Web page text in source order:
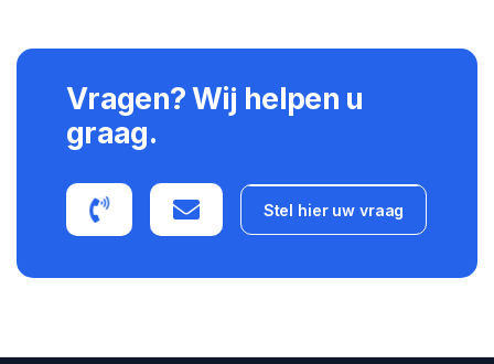
Vragen? Wij helpen u
graag.
Stel hier uw vraag